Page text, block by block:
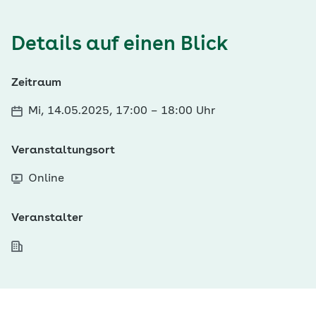
Details auf einen Blick
Zeitraum
Mi, 14.05.2025, 17:00 – 18:00 Uhr
Veranstaltungsort
Online
Veranstalter